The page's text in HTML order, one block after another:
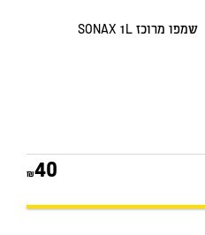
שמפו מרוכז SONAX 1L
40